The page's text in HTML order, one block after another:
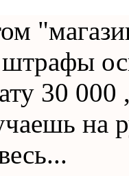
30 000
на